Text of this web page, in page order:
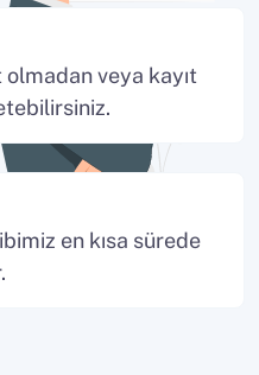
veya kayıt
en kısa sürede